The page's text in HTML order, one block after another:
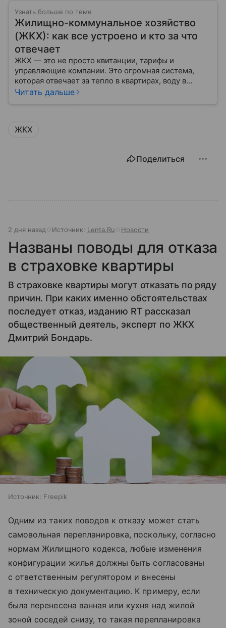
Узнать больше по теме
Жилищно-коммунальное хозяйство
(ЖКХ): как все устроено и кто за что
отвечает
ЖКХ — это не просто квитанции, тарифы и
управляющие компании. Это огромная система,
которая отвечает за тепло в квартирах, воду в
кране, освещение улиц и чистоту во дворах.
Читать дальше
ЖКХ
Поделиться
2 дня назад Источник: Lenta.Ru Новости
Названы поводы для отказа
в страховке квартиры
В страховке квартиры могут отказать по ряду
причин. При каких именно обстоятельствах
последует отказ, изданию RT рассказал
общественный деятель, эксперт по ЖКХ
Дмитрий Бондарь.
Источник: Freepik
Одним из таких поводов к отказу может стать
самовольная перепланировка, поскольку, согласно
нормам Жилищного кодекса, любые изменения
конфигурации жилья должны быть согласованы
с ответственным регулятором и внесены
в техническую документацию. К примеру, если
была перенесена ванная или кухня над жилой
зоной соседей снизу, то такая перепланировка